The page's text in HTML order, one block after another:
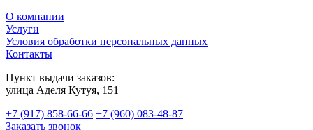
О компании
Услуги
Условия обработки персональных данных
Контакты
Пункт выдачи заказов:
​улица Аделя Кутуя, 151
+7 (917) 858-66-66 +7 (960) 083-48-87
Заказать звонок